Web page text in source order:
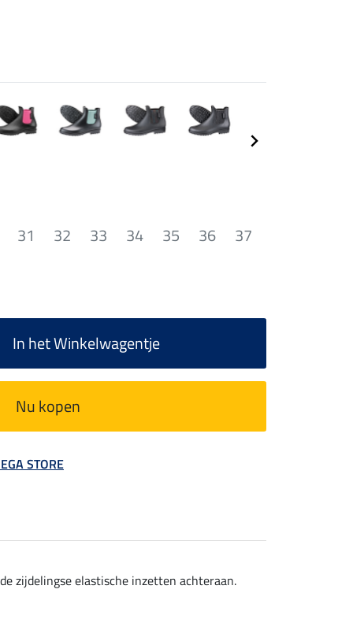
31 32 33 34 35 36 37
In het Winkelwagentje
Nu kopen
STORE
zijdelingse elastische inzetten achteraan.